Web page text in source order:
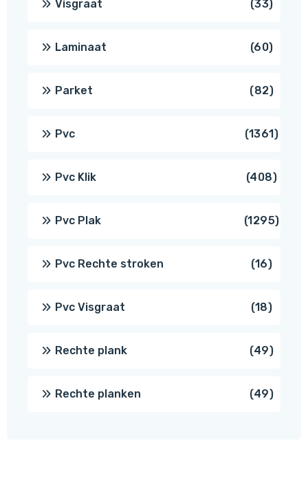
Visgraat 3333
Laminaat 6060
Parket 8282
Pvc 13611361
Pvc Klik 408408
Pvc Plak 12951295
Pvc Rechte stroken 1616
Pvc Visgraat 1818
Rechte plank 4949
Rechte planken 4949